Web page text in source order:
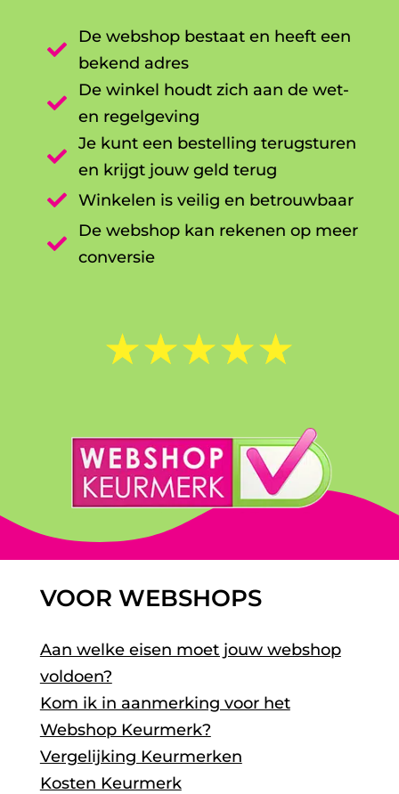

De webshop bestaat en heeft een
bekend adres

De winkel houdt zich aan de wet-
en regelgeving

Je kunt een bestelling terugsturen
en krijgt jouw geld terug

Winkelen is veilig en betrouwbaar

De webshop kan rekenen op meer
conversie
☆☆☆☆☆
VOOR WEBSHOPS
Aan welke eisen moet jouw webshop
voldoen?
Kom ik in aanmerking voor het
Webshop Keurmerk?
Vergelijking Keurmerken
Kosten Keurmerk